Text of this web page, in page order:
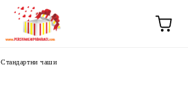
Стандартни чаши